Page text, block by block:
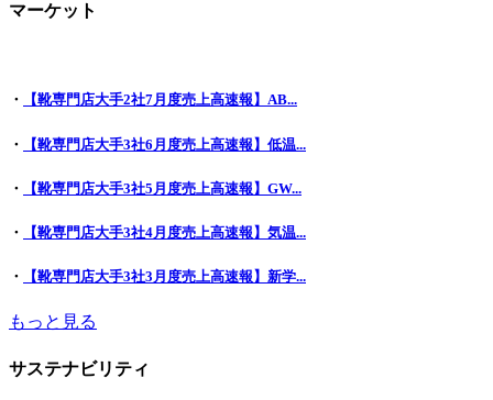
マーケット
・ 【靴専門店大手2社7月度売上高速報】AB...
・ 【靴専門店大手3社6月度売上高速報】低温...
・ 【靴専門店大手3社5月度売上高速報】GW...
・ 【靴専門店大手3社4月度売上高速報】気温...
・ 【靴専門店大手3社3月度売上高速報】新学...
もっと見る
サステナビリティ